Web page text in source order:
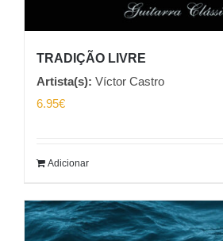
TRADIÇÃO LIVRE
Artista(s): Víctor Castro
6.95€
Adicionar